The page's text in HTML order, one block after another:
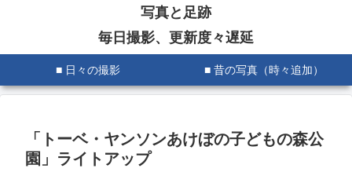
写真と足跡
毎日撮影、更新度々遅延
■ 日々の撮影 ■ 昔の写真（時々追加）
「トーベ・ヤンソンあけぼの子どもの森公
園」ライトアップ